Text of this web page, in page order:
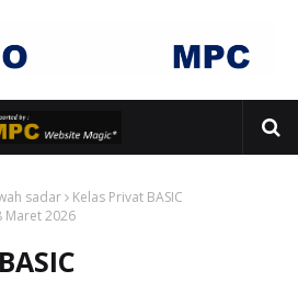
sadar
Kelas Privat BASIC
Maret 2026